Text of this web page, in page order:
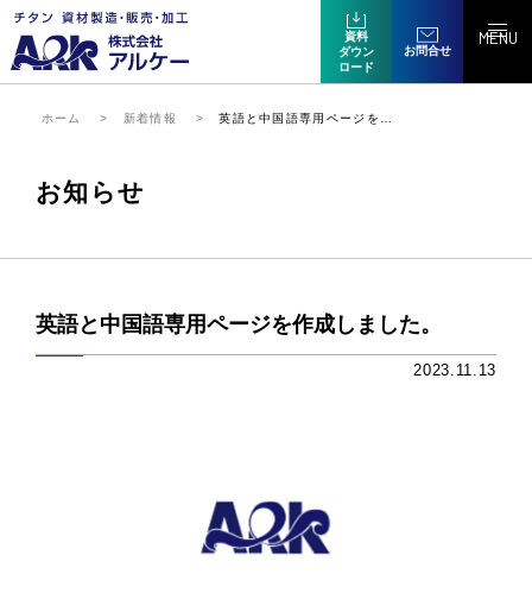
資料
ダウン
ロード
お問合せ
MENU
ホーム 新着情報 英語と中国語専用ページを…
お知らせ
英語と中国語専用ページを作成しました。
2023.11.13